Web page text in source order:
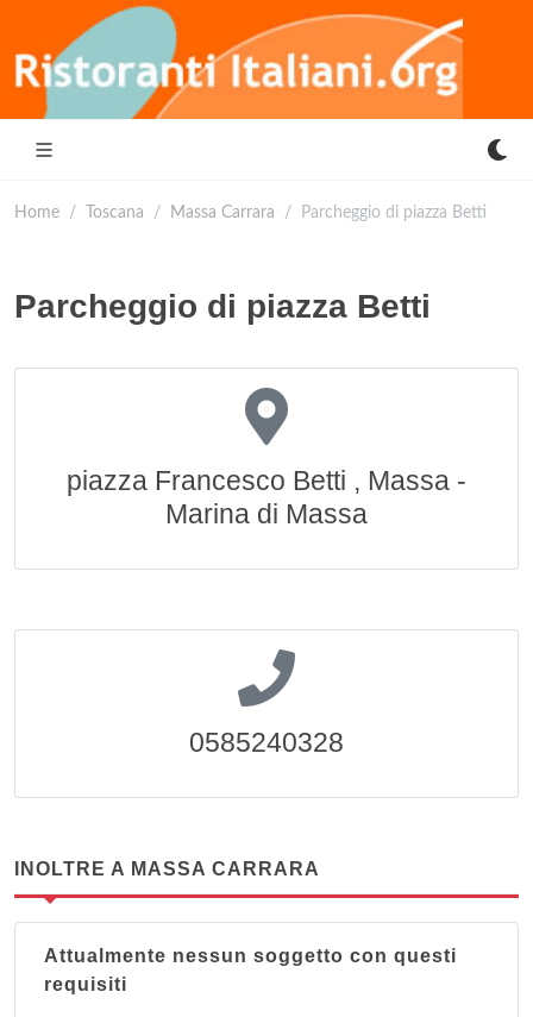
Home Toscana Massa Carrara Parcheggio di piazza Betti
Parcheggio di piazza Betti
piazza Francesco Betti , Massa -
Marina di Massa
0585240328
INOLTRE A MASSA CARRARA
Attualmente nessun soggetto con questi
requisiti